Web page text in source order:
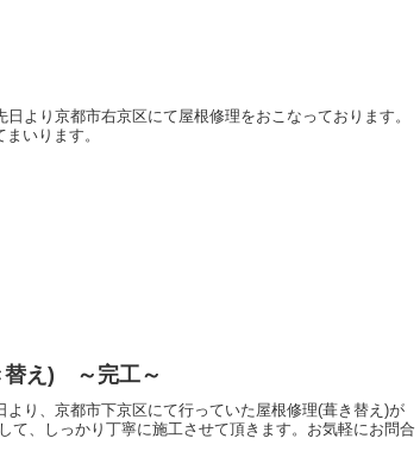
より京都市右京区にて屋根修理をおこなっております。
いります。
替え) ～完工～
より、京都市下京区にて行っていた屋根修理(葺き替え)が
て、しっかり丁寧に施工させて頂きます。お気軽にお問合